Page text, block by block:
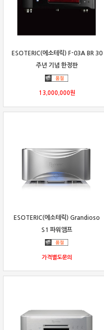
ESOTERIC(에소테릭) F-03A BR 30
주년 기념 한정판
13,000,000원
ESOTERIC(에소테릭) Grandioso
S1 파워앰프
가격별도문의